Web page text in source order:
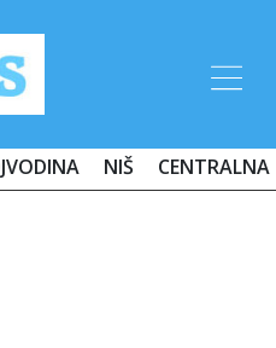
NIŠ CENTRALNA